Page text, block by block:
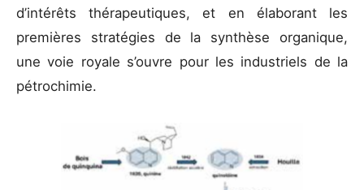
d’intérêts thérapeutiques, et en élaborant les
premières stratégies de la synthèse organique,
une voie royale s’ouvre pour les industriels de la
pétrochimie.